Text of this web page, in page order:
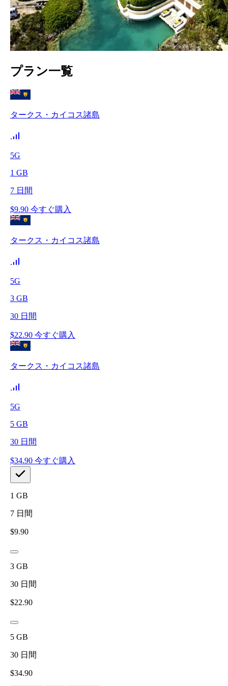
プラン一覧
タークス・カイコス諸島
5G
1 GB
7 日間
$9.90 今すぐ購入
タークス・カイコス諸島
5G
3 GB
30 日間
$22.90 今すぐ購入
タークス・カイコス諸島
5G
5 GB
30 日間
$34.90 今すぐ購入
1 GB
7 日間
$9.90
3 GB
30 日間
$22.90
5 GB
30 日間
$34.90